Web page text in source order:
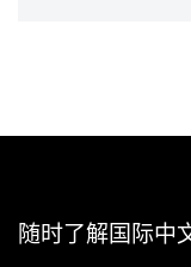
随时了解国际中